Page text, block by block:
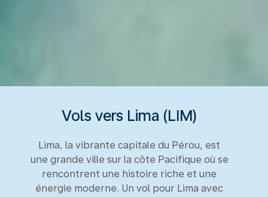
Vols vers Lima (LIM)
Lima, la vibrante capitale du Pérou, est
une grande ville sur la côte Pacifique où se
rencontrent une histoire riche et une
énergie moderne. Un vol pour Lima avec